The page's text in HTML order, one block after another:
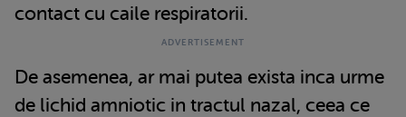
contact cu caile respiratorii.
De asemenea, ar mai putea exista inca urme
de lichid amniotic in tractul nazal, ceea ce